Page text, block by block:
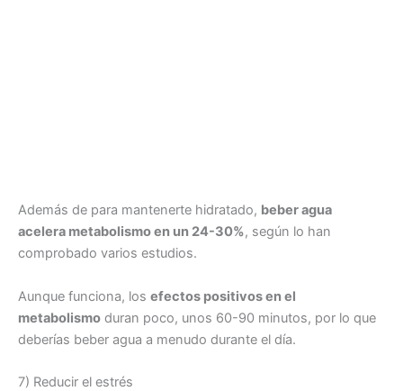
Además de para mantenerte hidratado, beber agua
acelera metabolismo en un 24-30%, según lo han
comprobado varios estudios.
Aunque funciona, los efectos positivos en el
metabolismo duran poco, unos 60-90 minutos, por lo que
deberías beber agua a menudo durante el día.
7) Reducir el estrés